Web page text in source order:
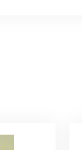
ぎず丁寧なデ